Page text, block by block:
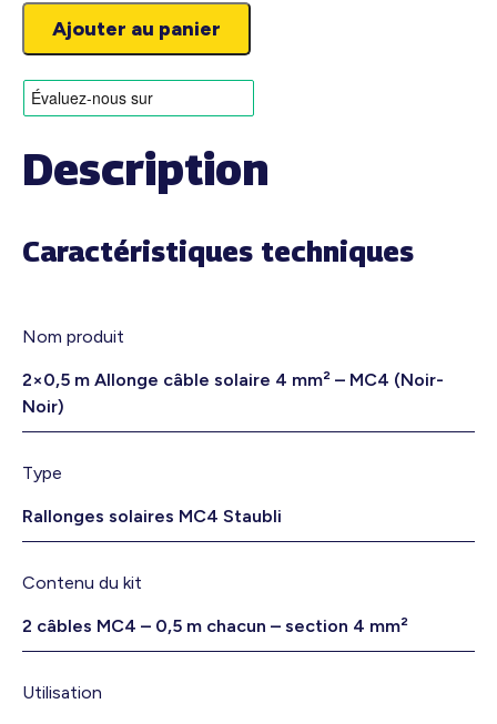
Ajouter au panier
Description
Caractéristiques techniques
Nom produit
2×0,5 m Allonge câble solaire 4 mm² – MC4 (Noir-
Noir)
Type
Rallonges solaires MC4 Staubli
Contenu du kit
2 câbles MC4 – 0,5 m chacun – section 4 mm²
Utilisation